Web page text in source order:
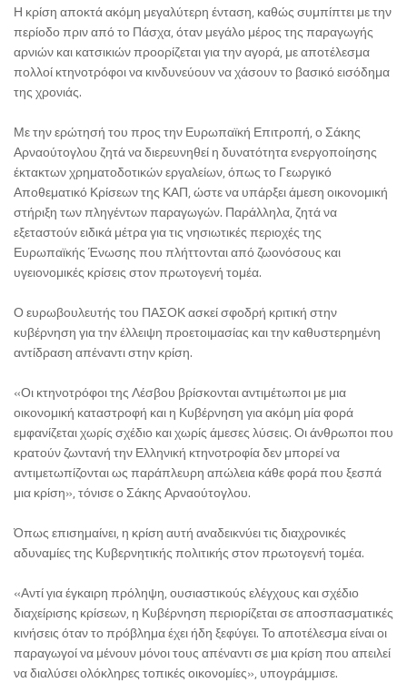
Η κρίση αποκτά ακόμη μεγαλύτερη ένταση, καθώς συμπίπτει με την
περίοδο πριν από το Πάσχα, όταν μεγάλο μέρος της παραγωγής
αρνιών και κατσικιών προορίζεται για την αγορά, με αποτέλεσμα
πολλοί κτηνοτρόφοι να κινδυνεύουν να χάσουν το βασικό εισόδημα
της χρονιάς.
Με την ερώτησή του προς την Ευρωπαϊκή Επιτροπή, ο Σάκης
Αρναούτογλου ζητά να διερευνηθεί η δυνατότητα ενεργοποίησης
έκτακτων χρηματοδοτικών εργαλείων, όπως το Γεωργικό
Αποθεματικό Κρίσεων της ΚΑΠ, ώστε να υπάρξει άμεση οικονομική
στήριξη των πληγέντων παραγωγών. Παράλληλα, ζητά να
εξεταστούν ειδικά μέτρα για τις νησιωτικές περιοχές της
Ευρωπαϊκής Ένωσης που πλήττονται από ζωονόσους και
υγειονομικές κρίσεις στον πρωτογενή τομέα.
Ο ευρωβουλευτής του ΠΑΣΟΚ ασκεί σφοδρή κριτική στην
κυβέρνηση για την έλλειψη προετοιμασίας και την καθυστερημένη
αντίδραση απέναντι στην κρίση.
«Οι κτηνοτρόφοι της Λέσβου βρίσκονται αντιμέτωποι με μια
οικονομική καταστροφή και η Κυβέρνηση για ακόμη μία φορά
εμφανίζεται χωρίς σχέδιο και χωρίς άμεσες λύσεις. Οι άνθρωποι που
κρατούν ζωντανή την Ελληνική κτηνοτροφία δεν μπορεί να
αντιμετωπίζονται ως παράπλευρη απώλεια κάθε φορά που ξεσπά
μια κρίση», τόνισε ο Σάκης Αρναούτογλου.
Όπως επισημαίνει, η κρίση αυτή αναδεικνύει τις διαχρονικές
αδυναμίες της Κυβερνητικής πολιτικής στον πρωτογενή τομέα.
«Αντί για έγκαιρη πρόληψη, ουσιαστικούς ελέγχους και σχέδιο
διαχείρισης κρίσεων, η Κυβέρνηση περιορίζεται σε αποσπασματικές
κινήσεις όταν το πρόβλημα έχει ήδη ξεφύγει. Το αποτέλεσμα είναι οι
παραγωγοί να μένουν μόνοι τους απέναντι σε μια κρίση που απειλεί
να διαλύσει ολόκληρες τοπικές οικονομίες», υπογράμμισε.